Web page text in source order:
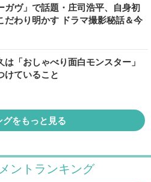
ガヴ」で話題・庄司浩平、自身初
だわり明かす ドラマ撮影秘話＆今
は「おしゃべり面白モンスター」
けていること
グをもっと見る